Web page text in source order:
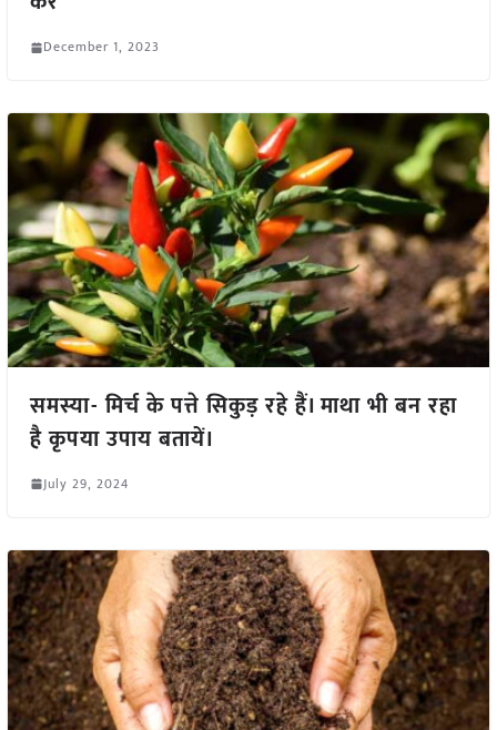
December 1, 2023
समस्या- मिर्च के पत्ते सिकुड़ रहे हैं। माथा भी बन रहा
है कृपया उपाय बतायें।
July 29, 2024